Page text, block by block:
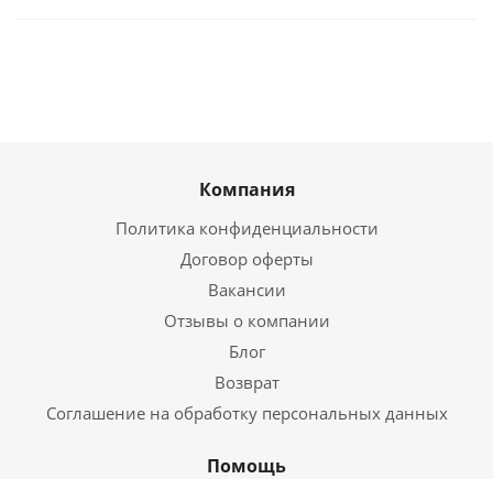
Компания
Политика конфиденциальности
Договор оферты
Вакансии
Отзывы о компании
Блог
Возврат
Соглашение на обработку персональных данных
Помощь